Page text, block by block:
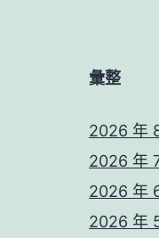
彙整
2026 年
2026 年
2026 年
2026 年